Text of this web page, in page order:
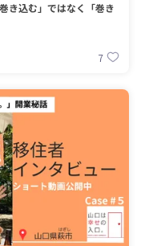
き込む」ではなく「巻き
7